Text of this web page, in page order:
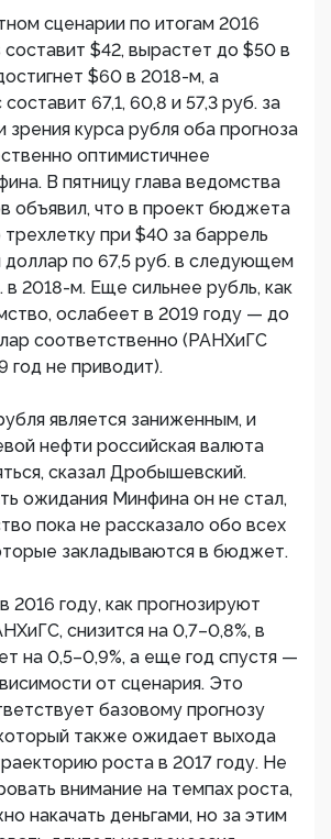
сценарии по итогам 2016
составит $42, вырастет до $50 в
$60 в 2018-м, а
67,1, 60,8 и 57,3 руб. за
зрения курса рубля оба прогноза
оптимистичнее
В пятницу глава ведомства
объявил, что в проект бюджета
при $40 за баррель
доллар по 67,5 руб. в следующем
в 2018-м. Еще сильнее рубль, как
ослабеет в 2019 году — до
соответственно (РАНХиГС
год не приводит).
является заниженным, и
нефти российская валюта
сказал Дробышевский.
ожидания Минфина он не стал,
пока не рассказало обо всех
закладываются в бюджет.
2016 году, как прогнозируют
снизится на 0,7–0,8%, в
на 0,5–0,9%, а еще год спустя —
от сценария. Это
базовому прогнозу
также ожидает выхода
роста в 2017 году. Не
внимание на темпах роста,
накачать деньгами, но за этим